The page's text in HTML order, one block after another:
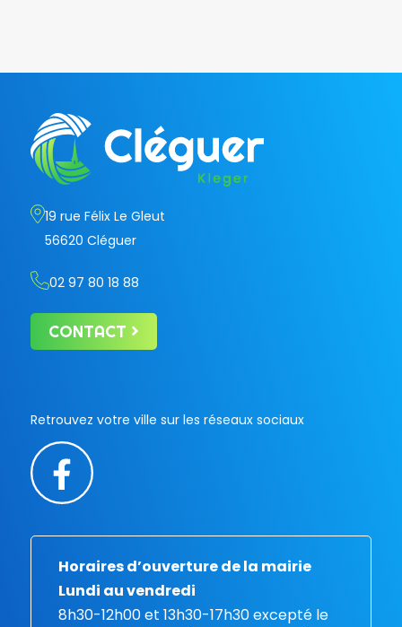
19 rue Félix Le Gleut
56620 Cléguer
02 97 80 18 88
CONTACT
Retrouvez votre ville sur les réseaux sociaux
Horaires d’ouverture de la mairie
Lundi au vendredi
8h30-12h00 et 13h30-17h30 excepté le